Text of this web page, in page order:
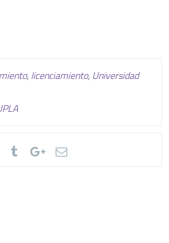
,licenciamiento,Universidad